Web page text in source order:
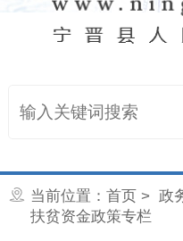
当前位置： 首页 > 政
扶贫资金政策专栏